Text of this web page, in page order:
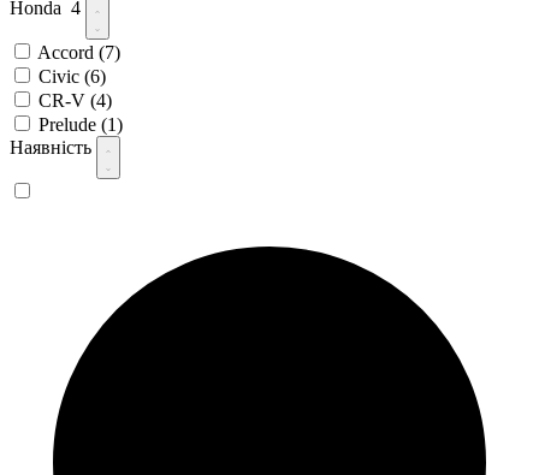
Honda 4
Accord (7)
Civic (6)
CR-V (4)
Prelude (1)
Наявність